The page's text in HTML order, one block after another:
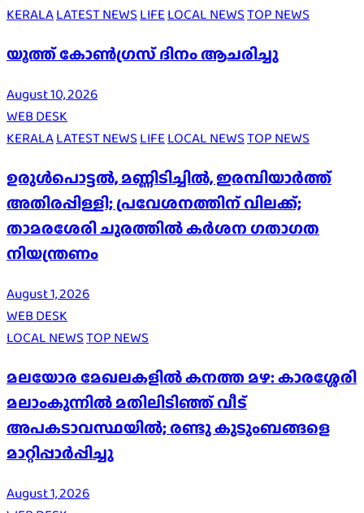
KERALALATEST NEWSLIFELOCAL NEWSTOP NEWS
യൂത്ത് കോൺഗ്രസ് ദിനം ആചരിച്ചു
August 10, 2026
WEB DESK
KERALALATEST NEWSLIFELOCAL NEWSTOP NEWS
ഉരുൾപൊട്ടൽ, മണ്ണിടിച്ചിൽ, ഇരമ്പിയാര്‍ത്ത്
അതിരപ്പിള്ളി; പ്രവേശനത്തിന് വിലക്ക്;
താമരശേരി ചുരത്തില്‍ കര്‍ശന ഗതാഗത
നിയന്ത്രണം
August 1, 2026
WEB DESK
LOCAL NEWSTOP NEWS
മലയോര മേഖലകളിൽ കനത്ത മഴ: കാരശ്ശേരി
മലാംകുന്നിൽ മതിലിടിഞ്ഞ് വീട്
അപകടാവസ്ഥയിൽ; രണ്ടു കുടുംബങ്ങളെ
മാറ്റിപ്പാർപ്പിച്ചു
August 1, 2026